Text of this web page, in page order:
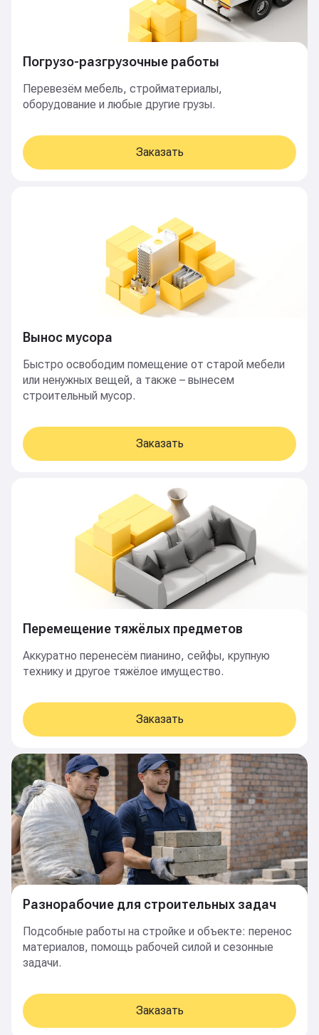
Погрузо-разгрузочные работы
Перевезём мебель, стройматериалы,
оборудование и любые другие грузы.
Заказать
Вынос мусора
Быстро освободим помещение от старой мебели
или ненужных вещей, а также – вынесем
строительный мусор.
Заказать
Перемещение тяжёлых предметов
Аккуратно перенесём пианино, сейфы, крупную
технику и другое тяжёлое имущество.
Заказать
Разнорабочие для строительных задач
Подсобные работы на стройке и объекте: перенос
материалов, помощь рабочей силой и сезонные
задачи.
Заказать